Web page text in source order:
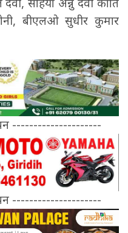
बीएलओ सुधीर कुमार
---------------------
---------------------